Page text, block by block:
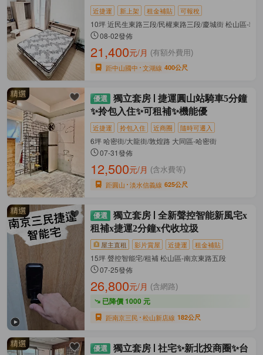
電
近捷運 新上架 租金補貼 可報稅
10坪 近民生東路三段/民權東路三段/慶城街 松山區-敦
08-02發佈
21,400元/月 (有額外費用)
距中山國中 文湖線 400公尺
獨立套房
捷運圓山站騎車5分鐘
✨拎包入住✨可租補✨機能優
近捷運 拎包入住 近商圈 隨時可遷入
6坪 哈密街/大龍街/敦煌路 大同區-哈密街
07-31發佈
12,500元/月 (含水費等)
距圓山 淡水信義線 625公尺
獨立套房
全新聲控智能新風宅x
租補x捷運2分鐘x代收垃圾
屋主直租 影片賞屋 近捷運 租金補貼
15坪 聲控智能宅/租補 松山區-南京東路五段
07-25發佈
26,800元/月 (含網路)
已降價 1000 元
距南京三民 松山新店線 182公尺
獨立套房
社宅✨新北投商圈✨台